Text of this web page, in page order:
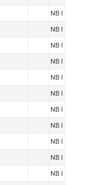
NB I
NB I
NB I
NB I
NB I
NB I
NB I
NB I
NB I
NB I
NB I